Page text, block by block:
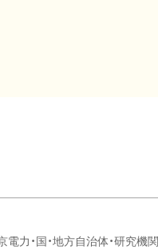
力・国・地方自治体・研究機関